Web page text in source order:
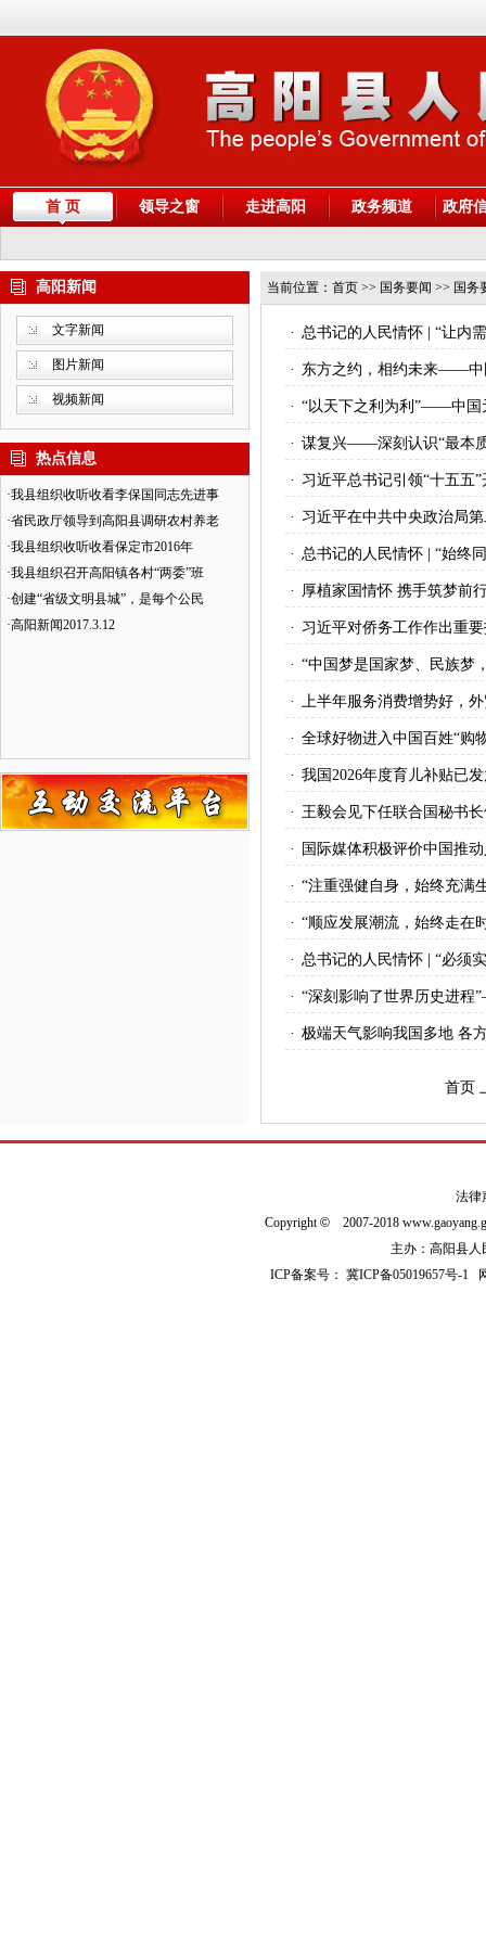
首 页 领导之窗 走进高阳 政务频道 政府
高阳新闻
文字新闻
图片新闻
视频新闻
热点信息
·我县组织收听收看李保国同志先进事
·省民政厅领导到高阳县调研农村养老
·我县组织收听收看保定市2016年
·我县组织召开高阳镇各村“两委”班
·创建“省级文明县城”，是每个公民
·高阳新闻2017.3.12
当前位置： 首页 >> 国务要闻 >> 国务
· 总书记的人民情怀 | “让内
· 东方之约，相约未来——中
· “以天下之利为利”——中国
· 谋复兴——深刻认识“最本
· 习近平总书记引领“十五五
· 习近平在中共中央政治局
· 总书记的人民情怀 | “始终
· 厚植家国情怀 携手筑梦前
· 习近平对侨务工作作出重
· “中国梦是国家梦、民族
· 上半年服务消费增势好，
· 全球好物进入中国百姓“购
· 我国2026年度育儿补贴已
· 王毅会见下任联合国秘书
· 国际媒体积极评价中国推
· “注重强健自身，始终充
· “顺应发展潮流，始终走
· 总书记的人民情怀 | “必须
· “深刻影响了世界历史进程
· 极端天气影响我国多地 各
首页
法律
Copyright© 2007-2018
主办：高阳县人
ICP备案号：冀ICP备05019657号-1